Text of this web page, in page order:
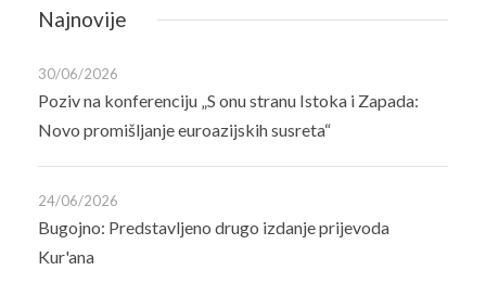
Najnovije
30/06/2026
Poziv na konferenciju „S onu stranu Istoka i Zapada:
Novo promišljanje euroazijskih susreta“
24/06/2026
Bugojno: Predstavljeno drugo izdanje prijevoda
Kur'ana